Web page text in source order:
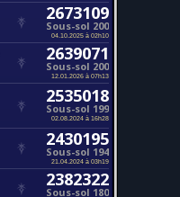
2673109
Sous-sol 200
04.10.2025 à 02h10
2639071
Sous-sol 200
12.01.2026 à 07h13
2535018
Sous-sol 199
02.08.2024 à 16h28
2430195
Sous-sol 194
21.04.2024 à 03h19
2382322
Sous-sol 180